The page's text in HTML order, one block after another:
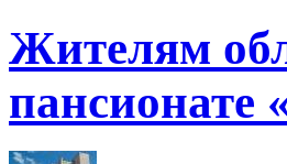
Жителям
пансионате